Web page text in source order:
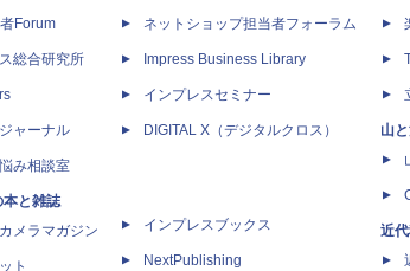
Forum
総合研究所
ャーナル
み相談室
本と雑誌
メラマガジン
ト
ネットショップ担当者フォーラム
Impress Business Library
インプレスセミナー
DIGITAL X（デジタルクロス）
インプレスブックス
NextPublishing
山
近